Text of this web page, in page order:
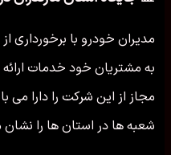
مجاز از این شرکت را دارا می
شعبه ها در استان ها را